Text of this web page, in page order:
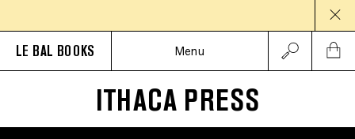
LE BAL BOOKS Menu
ITHACA PRESS